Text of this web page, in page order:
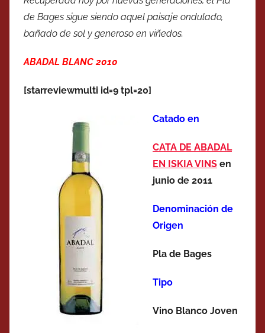
de Bages sigue siendo aquel paisaje ondulado,
bañado de sol y generoso en viñedos.
ABADAL BLANC 2010
[starreviewmulti id=9 tpl=20]
Catado en
CATA DE ABADAL
EN ISKIA VINS en
junio de 2011
Denominación de
Origen
Pla de Bages
Tipo
Vino Blanco Joven